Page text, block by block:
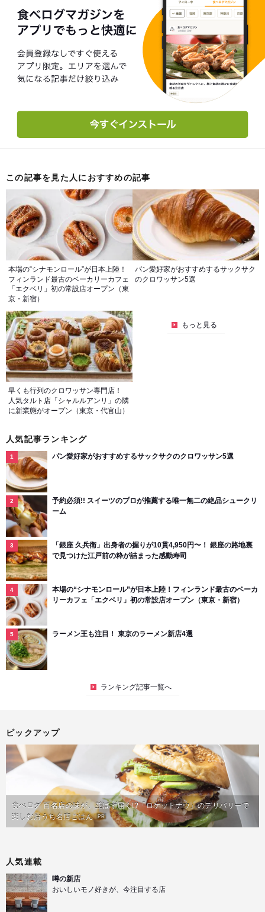
この記事を見た人におすすめの記事
本場の“シナモンロール”が日本上陸！
フィンランド最古のベーカリーカフェ
「エクベリ」初の常設店オープン（東
京・新宿）
パン愛好家がおすすめするサックサク
のクロワッサン5選
早くも行列のクロワッサン専門店！
人気タルト店「シャルルアンリ」の隣
に新業態がオープン（東京・代官山）
もっと見る
人気記事ランキング
パン愛好家がおすすめするサックサクのクロワッサン5選
予約必須!! スイーツのプロが推薦する唯一無二の絶品シュークリ
ーム
「銀座 久兵衛」出身者の握りが10貫4,950円〜！ 銀座の路地裏
で見つけた江戸前の粋が詰まった感動寿司
本場の“シナモンロール”が日本上陸！フィンランド最古のベーカ
リーカフェ「エクベリ」初の常設店オープン（東京・新宿）
ラーメン王も注目！ 東京のラーメン新店4選
ランキング記事一覧へ
ピックアップ
食べログ 百名店の味が、並ばず届く!?「ロケットナウ」のデリバリーで
楽しむおうち名店ごはん PR
人気連載
噂の新店
おいしいモノ好きが、今注目する店